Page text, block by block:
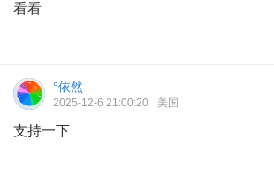
看看
°依然
2025-12-6 21:00:20 美国
支持一下